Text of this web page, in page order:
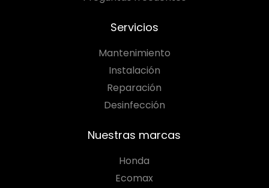
Servicios
Mantenimiento
Instalación
Reparación
Desinfección
Nuestras marcas
Honda
Ecomax